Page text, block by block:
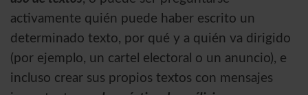
activamente quién puede haber escrito un
determinado texto, por qué y a quién va dirigido
(por ejemplo, un cartel electoral o un anuncio), e
incluso crear sus propios textos con mensajes